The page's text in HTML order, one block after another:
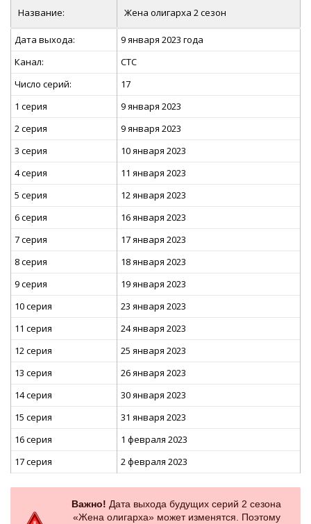
Название: Жена олигарха 2 сезон
Дата выхода:
9 января 2023 года
Канал:
СТС
Число серий:
17
1 серия
9 января 2023
2 серия
9 января 2023
3 серия
10 января 2023
4 серия
11 января 2023
5 серия
12 января 2023
6 серия
16 января 2023
7 серия
17 января 2023
8 серия
18 января 2023
9 серия
19 января 2023
10 серия
23 января 2023
11 серия
24 января 2023
12 серия
25 января 2023
13 серия
26 января 2023
14 серия
30 января 2023
15 серия
31 января 2023
16 серия
1 февраля 2023
17 серия
2 февраля 2023
Важно! Дата выхода будущих серий 2 сезона
«Жена олигарха» может изменятся. Поэтому